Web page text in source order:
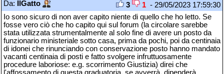
Da: IlGatto 3 1 - 29/05/2023 17:59:30
Io sono sicuro di non aver capito niente di quello che ho letto. Se
fosse vero ciò che ho capito qui sul forum (la circolare sarebbe
stata utilizzata strumentalmente al solo fine di avere un posto da
funzionario ministeriale sotto casa, prima da pochi, poi da centinaia
di idonei che rinunciando con conservazione posto hanno mandato
vacanti centinaia di posti e fatto svolgere infruttuosamente
procedure laboriose: e.g. scorrimento Giustizia) direi che